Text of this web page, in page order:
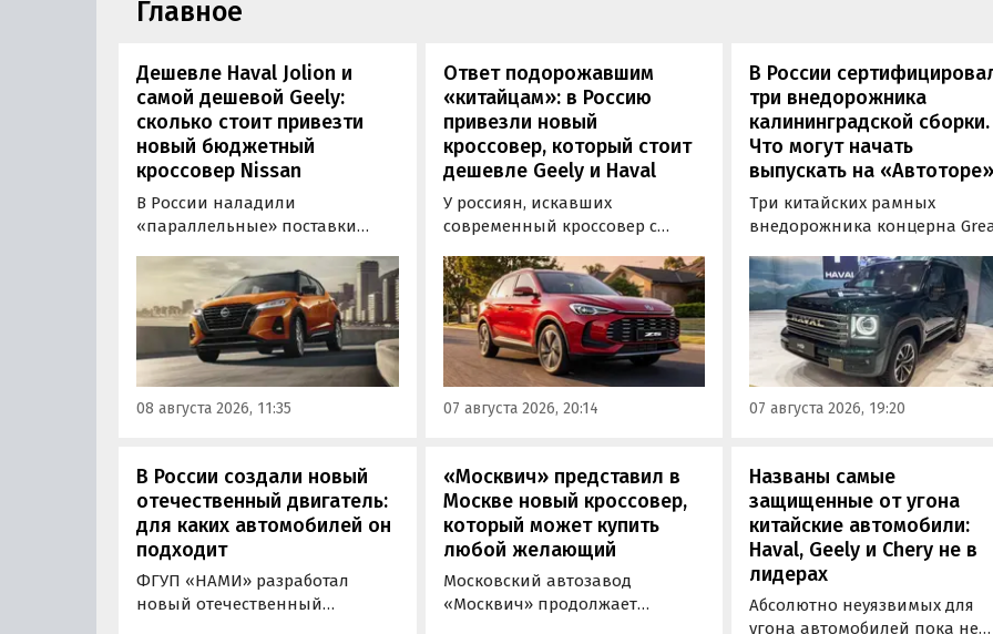
Главное
Дешевле Haval Jolion и
самой дешевой Geely:
сколько стоит привезти
новый бюджетный
кроссовер Nissan
В России наладили
«параллельные» поставки
Nissan Kicks, которые
официально продаются в
Китае, США, на Ближнем
Востоке и в Юго-Восточной
Азии. В основном к нам
попадают машины китайской
сборки, стоящие на одном из
«Автоновости дня».
08 августа 2026, 11:35
Ответ подорожавшим
«китайцам»: в Россию
привезли новый
кроссовер, который стоит
дешевле Geely и Haval
У россиян, искавших
современный кроссовер с
доступной цене, теперь есть
еще один вариант с китайского
рынка — MG ZS. В Китае он
стоит от 900 000 рублей по
текущему курсу, а в РФ с учетом
всех расходов за него нужно
отдать минимум 1 500 000
07 августа 2026, 20:14
В России
три внедорожника
калининградской сборки.
Что могут начать
выпускать на
Три китайских рамных
внедорожника концерна
калининградском заводе
«Автотор». Речь о Haval H9,
Tank 400 и Tank 500, которые
успешно прошли
сертификацию и получили
Одобрения типа
транспортного средства
07 августа 2026, 19:20
В России создали новый
отечественный двигатель:
для каких автомобилей он
подходит
ФГУП «НАМИ» разработал
новый отечественный
«Москвич» представил в
Москве новый кроссовер,
который может купить
любой желающий
Московский автозавод
«Москвич» продолжает
Названы самые
защищенные от угона
китайские автомобили:
Haval, Geely и Chery не в
лидерах
Абсолютно неуязвимых для
угона автомобилей пока не